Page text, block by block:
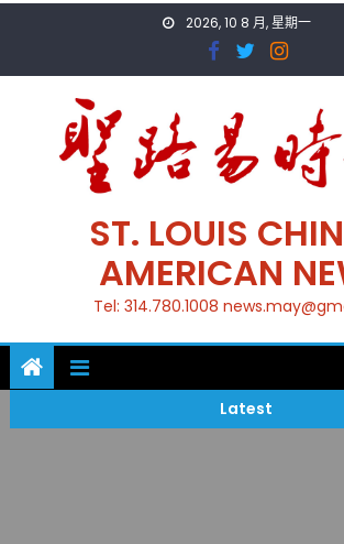
2026, 10 8 月, 星期一
ST. LOUIS
AMERICAN
Tel: 314.780.1008
Latest